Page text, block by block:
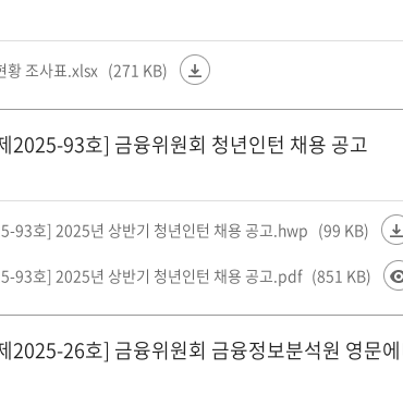
황 조사표.xlsx (271 KB)
2025-93호] 금융위원회 청년인턴 채용 공고
93호] 2025년 상반기 청년인턴 채용 공고.hwp (99 KB)
93호] 2025년 상반기 청년인턴 채용 공고.pdf (851 KB)
2025-26호] 금융위원회 금융정보분석원 영문